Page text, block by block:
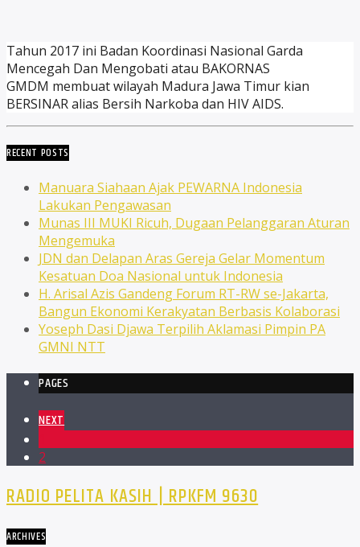
Tahun 2017 ini Badan Koordinasi Nasional Garda
Mencegah Dan Mengobati atau BAKORNAS
GMDM membuat wilayah Madura Jawa Timur kian
BERSINAR alias Bersih Narkoba dan HIV AIDS.
RECENT POSTS
Manuara Siahaan Ajak PEWARNA Indonesia
Lakukan Pengawasan
Munas III MUKI Ricuh, Dugaan Pelanggaran Aturan
Mengemuka
JDN dan Delapan Aras Gereja Gelar Momentum
Kesatuan Doa Nasional untuk Indonesia
H. Arisal Azis Gandeng Forum RT-RW se-Jakarta,
Bangun Ekonomi Kerakyatan Berbasis Kolaborasi
Yoseph Dasi Djawa Terpilih Aklamasi Pimpin PA
GMNI NTT
PAGES
NEXT
2
RADIO PELITA KASIH | RPKFM 9630
ARCHIVES